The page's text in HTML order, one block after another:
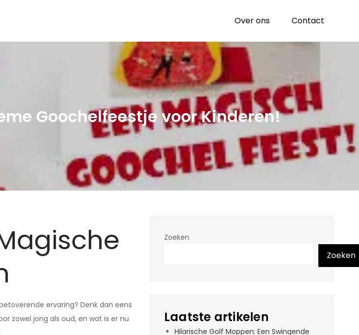
Over ons Contact
Goochelfeestje voor Kinderen!
ervaring? Denk dan eens
zowel jong als oud, en wat is er nu
Zoeken
Zoeken
Laatste artikelen
Hilarische Golf Moppen: Een Swingende